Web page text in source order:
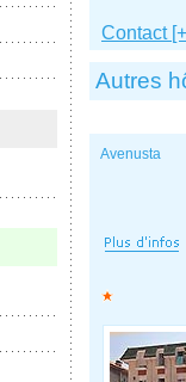
Contact
Autres
Avenusta